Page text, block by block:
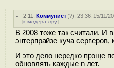
2.11 ,Коммунист (?), 23:36, 15/11/
[к модератору]
В 2008 тоже так считали. И
энтерпрайзе куча
И это дело нередко проще
обновлять каждые n лет.